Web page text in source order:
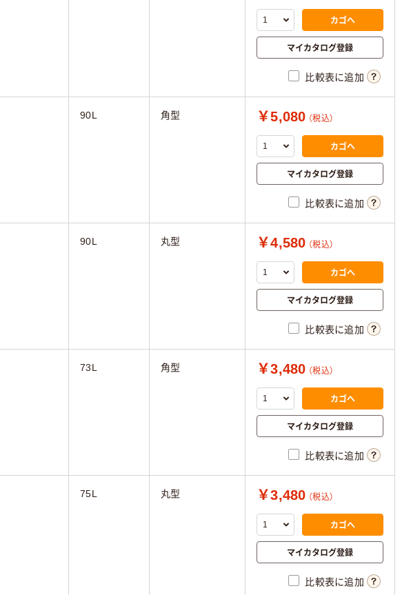
カゴへ
マイカタログ登録
比較表に追加
90L 角型 ￥5,080 （税込）
カゴへ
マイカタログ登録
比較表に追加
90L 丸型 ￥4,580 （税込）
カゴへ
マイカタログ登録
比較表に追加
73L 角型 ￥3,480 （税込）
カゴへ
マイカタログ登録
比較表に追加
75L 丸型 ￥3,480 （税込）
カゴへ
マイカタログ登録
比較表に追加